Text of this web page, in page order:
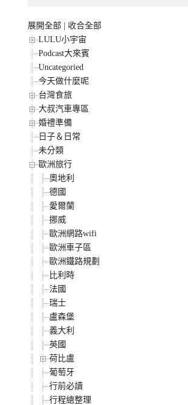
展開全部
收合全部
LULU小宇宙
Podcast大來賓
Uncategoried
今天做什麼呢
台灣食旅
大叔汽車專區
婚禮準備
日子＆日常
未分類
歐洲旅行
奧地利
德國
愛爾蘭
挪威
歐洲網路wifi
歐洲車子區
歐洲鐵路規劃
比利時
法國
瑞士
盧森堡
義大利
英國
荷比盧
葡萄牙
行前必讀
行程總整理